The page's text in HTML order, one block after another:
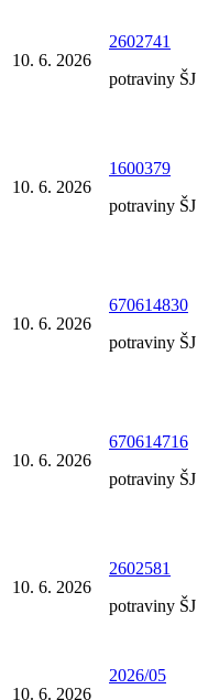
10. 6. 2026
2602741
potraviny ŠJ
10. 6. 2026
1600379
potraviny ŠJ
10. 6. 2026
670614830
potraviny ŠJ
10. 6. 2026
670614716
potraviny ŠJ
10. 6. 2026
2602581
potraviny ŠJ
10. 6. 2026
2026/05